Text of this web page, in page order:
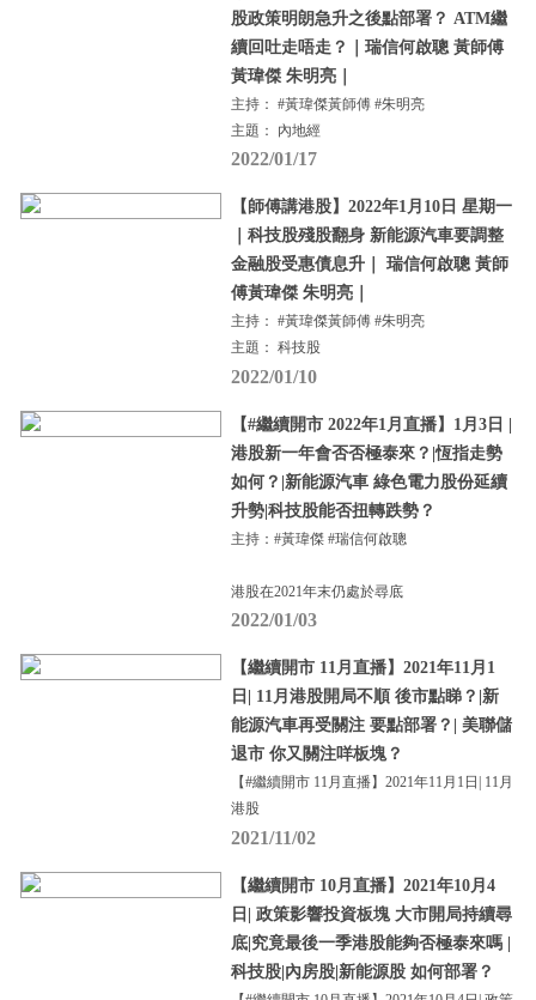
股政策明朗急升之後點部署？ ATM繼
續回吐走唔走？｜瑞信何啟聰 黃師傅
黃瑋傑 朱明亮｜
主持： #黃瑋傑黃師傅 #朱明亮
主題： 內地經
2022/01/17
【師傅講港股】2022年1月10日 星期一
｜科技股殘股翻身 新能源汽車要調整
金融股受惠債息升｜ 瑞信何啟聰 黃師
傅黃瑋傑 朱明亮｜
主持： #黃瑋傑黃師傅 #朱明亮
主題： 科技股
2022/01/10
【#繼續開市 2022年1月直播】1月3日 |
港股新一年會否否極泰來？|恆指走勢
如何？|新能源汽車 綠色電力股份延續
升勢|科技股能否扭轉跌勢？
主持：#黃瑋傑 #瑞信何啟聰
港股在2021年末仍處於尋底
2022/01/03
【繼續開市 11月直播】2021年11月1
日| 11月港股開局不順 後市點睇？|新
能源汽車再受關注 要點部署？| 美聯儲
退市 你又關注咩板塊？
【#繼續開市 11月直播】2021年11月1日| 11月
港股
2021/11/02
【繼續開市 10月直播】2021年10月4
日| 政策影響投資板塊 大市開局持續尋
底|究竟最後一季港股能夠否極泰來嗎 |
科技股|內房股|新能源股 如何部署？